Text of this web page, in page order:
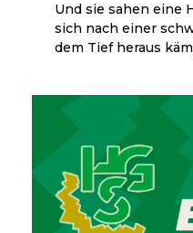
Und sie sahen eine
sich nach einer
dem Tief heraus